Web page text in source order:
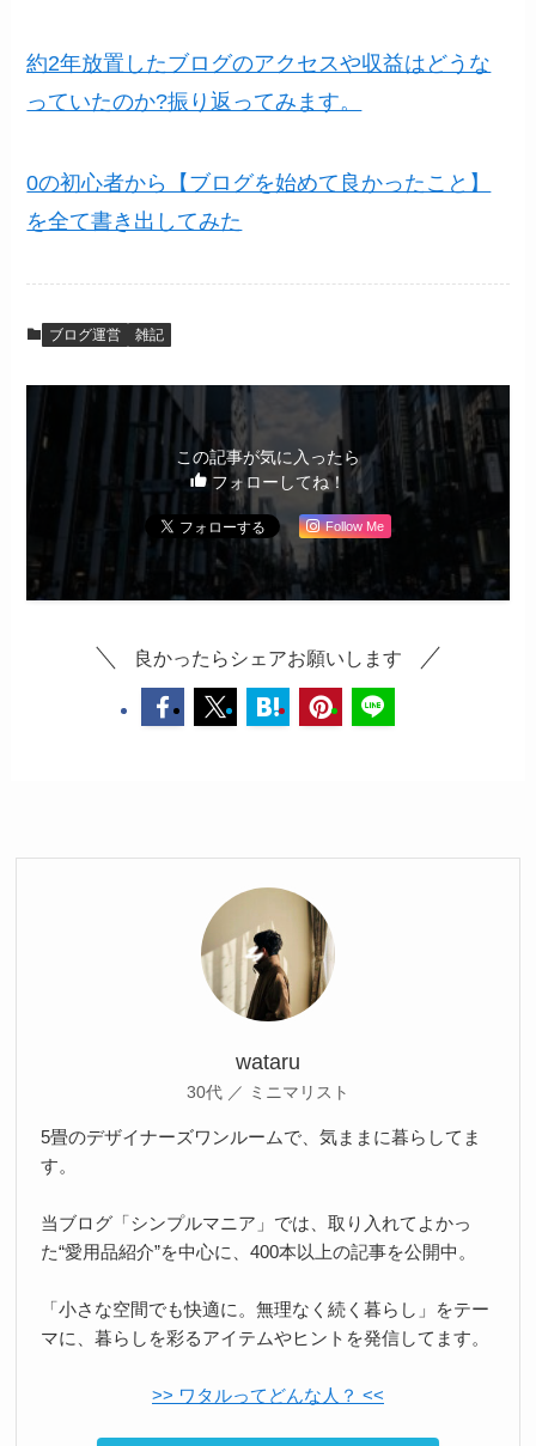
約2年放置したブログのアクセスや収益はどうな
っていたのか?振り返ってみます。
0の初心者から【ブログを始めて良かったこと】
を全て書き出してみた
ブログ運営 雑記
この記事が気に入ったら
フォローしてね！
Follow Me
良かったらシェアお願いします
wataru
30代 ／ ミニマリスト
5畳のデザイナーズワンルームで、気ままに暮らしてま
す。
当ブログ「シンプルマニア」では、取り入れてよかっ
た“愛用品紹介”を中心に、400本以上の記事を公開中。
「小さな空間でも快適に。無理なく続く暮らし」をテー
マに、暮らしを彩るアイテムやヒントを発信してます。
>> ワタルってどんな人？ <<